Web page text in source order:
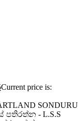
Current price is:
SONDURU
පතිරත්න - L.S.S